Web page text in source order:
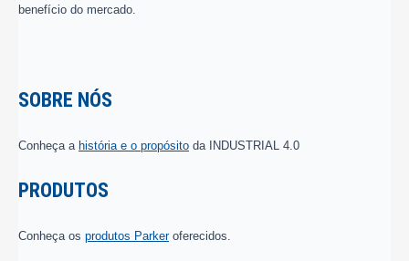
benefício do mercado.
SOBRE NÓS
Conheça a história e o propósito da INDUSTRIAL 4.0
PRODUTOS
Conheça os produtos Parkeroferecidos.